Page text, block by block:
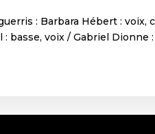
: Barbara Hébert : voix,
basse, voix / Gabriel Dionne